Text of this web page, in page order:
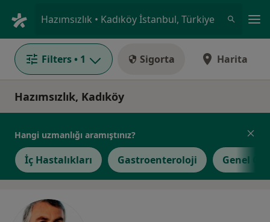
Hazımsızlık • Kadıköy İstanbul, Türkiye
Filters • 1 Sigorta Harita
Hazımsızlık, Kadıköy
Hangi uzmanlığı aramıştınız?
İç Hastalıkları Gastroenteroloji Genel